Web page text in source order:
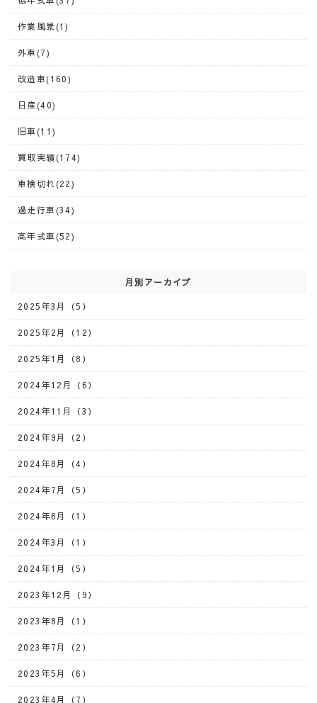
作業風景(1)
外車(7)
改造車(160)
日産(40)
旧車(11)
買取実績(174)
車検切れ(22)
過走行車(34)
高年式車(52)
月別アーカイブ
2025年3月（5）
2025年2月（12）
2025年1月（8）
2024年12月（6）
2024年11月（3）
2024年9月（2）
2024年8月（4）
2024年7月（5）
2024年6月（1）
2024年3月（1）
2024年1月（5）
2023年12月（9）
2023年8月（1）
2023年7月（2）
2023年5月（6）
2023年4月（7）